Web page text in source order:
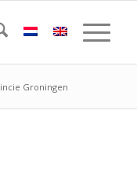
Groningen